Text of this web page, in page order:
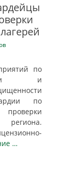
по
и
по
проверки
региона.
…